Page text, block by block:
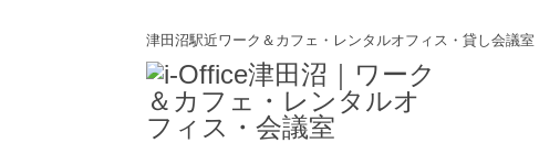
津田沼駅近ワーク＆カフェ・レンタルオフィス・貸し会議室